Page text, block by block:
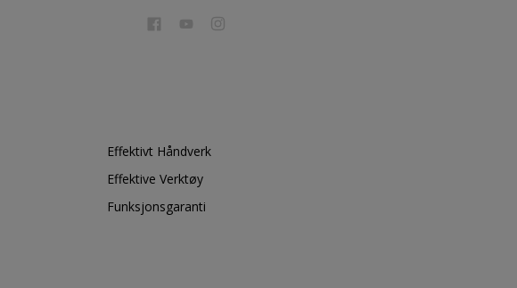
Effektivt Håndverk
Effektive Verktøy
Funksjonsgaranti